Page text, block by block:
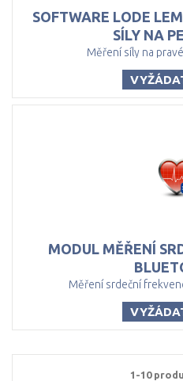
SOFTWARE LODE
SÍLY NA
Měření síly na
MODUL MĚŘENÍ
Měření srdeční
1-10